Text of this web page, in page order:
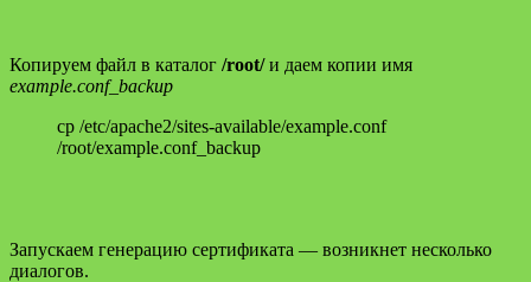
Копируем файл в каталог /root/и даем копии имя
example.conf_backup
cp /etc/apache2/sites-available/example.conf
/root/example.conf_backup
Запускаем генерацию сертификата — возникнет несколько
диалогов.